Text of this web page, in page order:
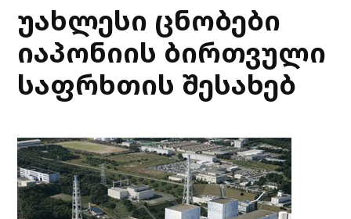
უახლესი ცნობები
იაპონიის ბირთვული
საფრხთის შესახებ